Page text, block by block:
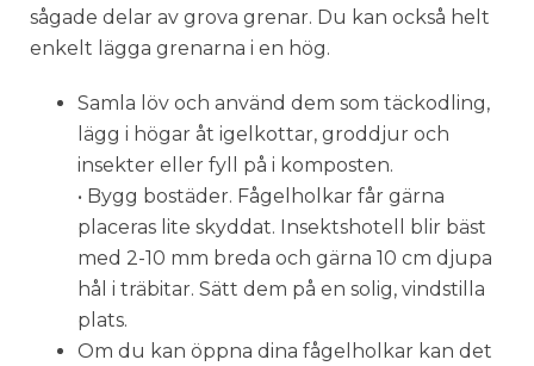
sågade delar av grova grenar. Du kan också helt
enkelt lägga grenarna i en hög.
Samla löv och använd dem som täckodling,
lägg i högar åt igelkottar, groddjur och
insekter eller fyll på i komposten.
• Bygg bostäder. Fågelholkar får gärna
placeras lite skyddat. Insektshotell blir bäst
med 2-10 mm breda och gärna 10 cm djupa
hål i träbitar. Sätt dem på en solig, vindstilla
plats.
Om du kan öppna dina fågelholkar kan det